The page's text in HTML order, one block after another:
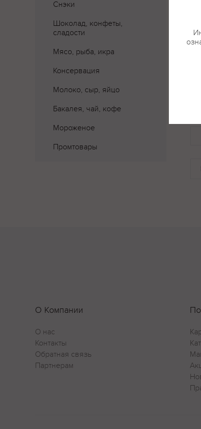
Снэки
Шоколад, конфеты,
сладости
Мясо, рыба, икра
Консервация
Молоко, сыр, яйцо
Бакалея, чай, кофе
Мороженое
Промтовары
О Компании
О нас
Контакты
Обратная связь
Партнерам